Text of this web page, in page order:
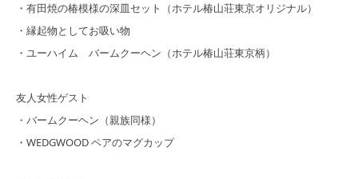
・有田焼の椿模様の深皿セット（ホテル椿山荘東京オリジナル）
・縁起物としてお吸い物
・ユーハイム バームクーヘン（ホテル椿山荘東京柄）
友人女性ゲスト
・バームクーヘン（親族同様）
・WEDGWOOD ペアのマグカップ